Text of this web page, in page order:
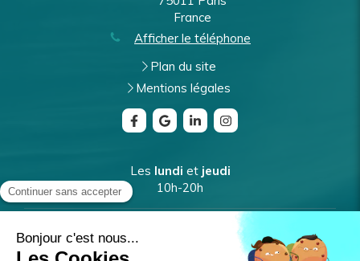
France
Afficher le téléphone
Plan du site
Mentions légales
Les lundi et jeudi
10h-20h
vendredi